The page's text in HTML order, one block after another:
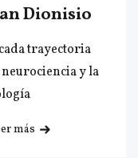
Dionisio
trayectoria
y la
más